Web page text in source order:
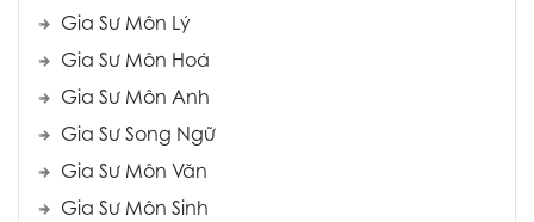
Gia Sư Môn Lý
Gia Sư Môn Hoá
Gia Sư Môn Anh
Gia Sư Song Ngữ
Gia Sư Môn Văn
Gia Sư Môn Sinh